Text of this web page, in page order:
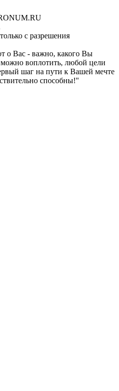
с разрешения
о Вас - важно, какого Вы
воплотить, любой цели
шаг на пути к Вашей мечте
способны!"